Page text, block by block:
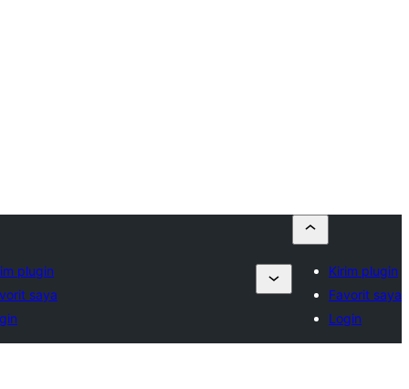
plugin
saya
Kirim plugin
Favorit saya
Login